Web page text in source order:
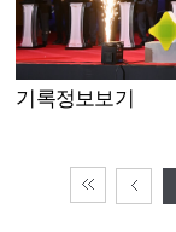
기록정보보기